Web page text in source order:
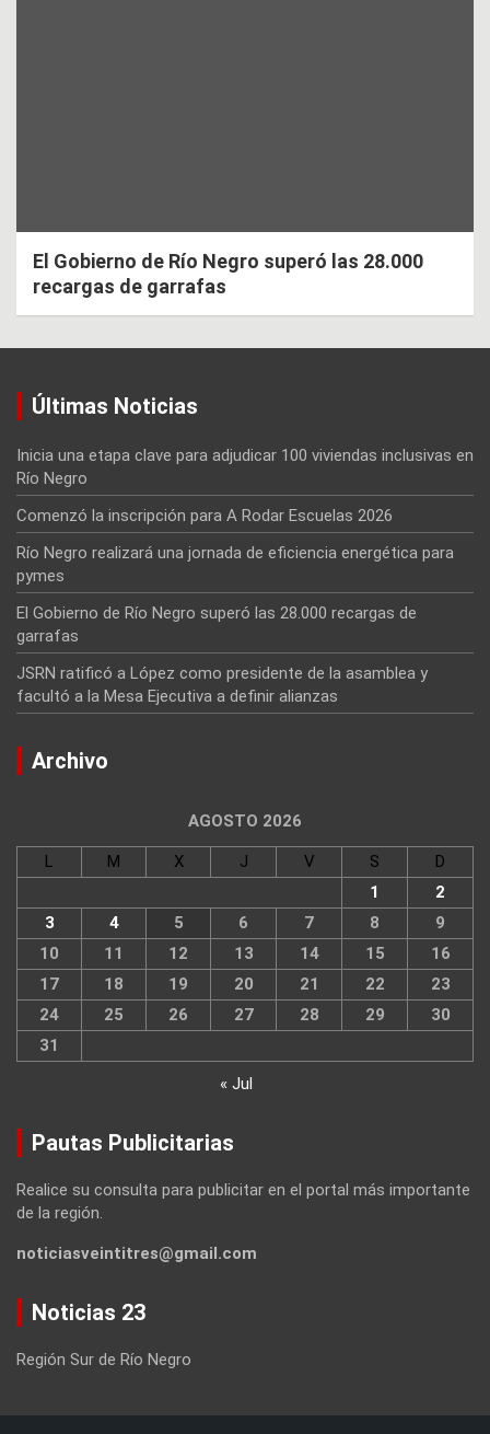
El Gobierno de Río Negro superó las 28.000
recargas de garrafas
Últimas Noticias
Inicia una etapa clave para adjudicar 100 viviendas inclusivas en
Río Negro
Comenzó la inscripción para A Rodar Escuelas 2026
Río Negro realizará una jornada de eficiencia energética para
pymes
El Gobierno de Río Negro superó las 28.000 recargas de
garrafas
JSRN ratificó a López como presidente de la asamblea y
facultó a la Mesa Ejecutiva a definir alianzas
Archivo
AGOSTO 2026
L M X J V S
D
1
2
3
4 5 6 7 8
9
10
11 12 13 14 15
16
17
18 19 20 21 22
23
24
25 26 27 28 29
30
31
« Jul
Pautas Publicitarias
Realice su consulta para publicitar en el portal más importante
de la región.
noticiasveintitres@gmail.com
Noticias 23
Región Sur de Río Negro